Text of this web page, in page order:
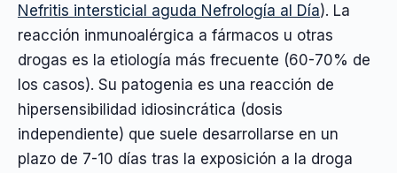
Nefritis intersticial aguda Nefrología al Día). La
reacción inmunoalérgica a fármacos u otras
drogas es la etiología más frecuente (60-70% de
los casos). Su patogenia es una reacción de
hipersensibilidad idiosincrática (dosis
independiente) que suele desarrollarse en un
plazo de 7-10 días tras la exposición a la droga